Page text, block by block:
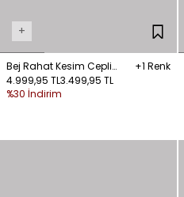
+
Bej Rahat Kesim Cepli
Pantolon
+1 Renk
4.999,95 TL3.499,95 TL
%30 İndirim